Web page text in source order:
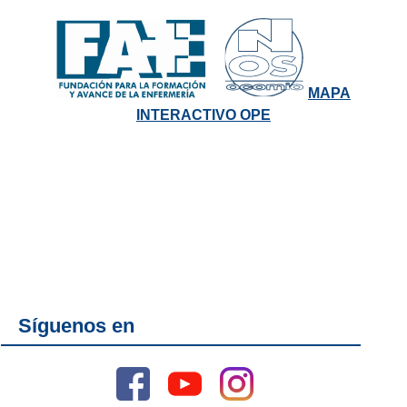
MAPA
INTERACTIVO OPE
Síguenos en